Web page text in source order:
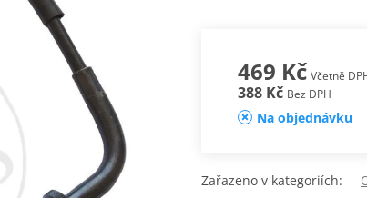
469 Kč Včetně
388 Kč Bez DPH
Na objednávku
Zařazeno v kategoriích: